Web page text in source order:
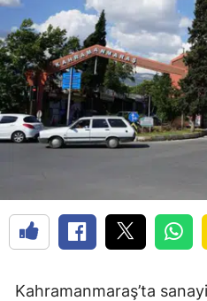
Kahramanmaraş’ta